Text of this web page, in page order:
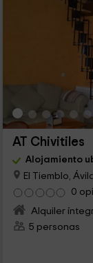
AT Chivitiles
Alojamiento
El Tiemblo,
0
Alquiler
5 personas